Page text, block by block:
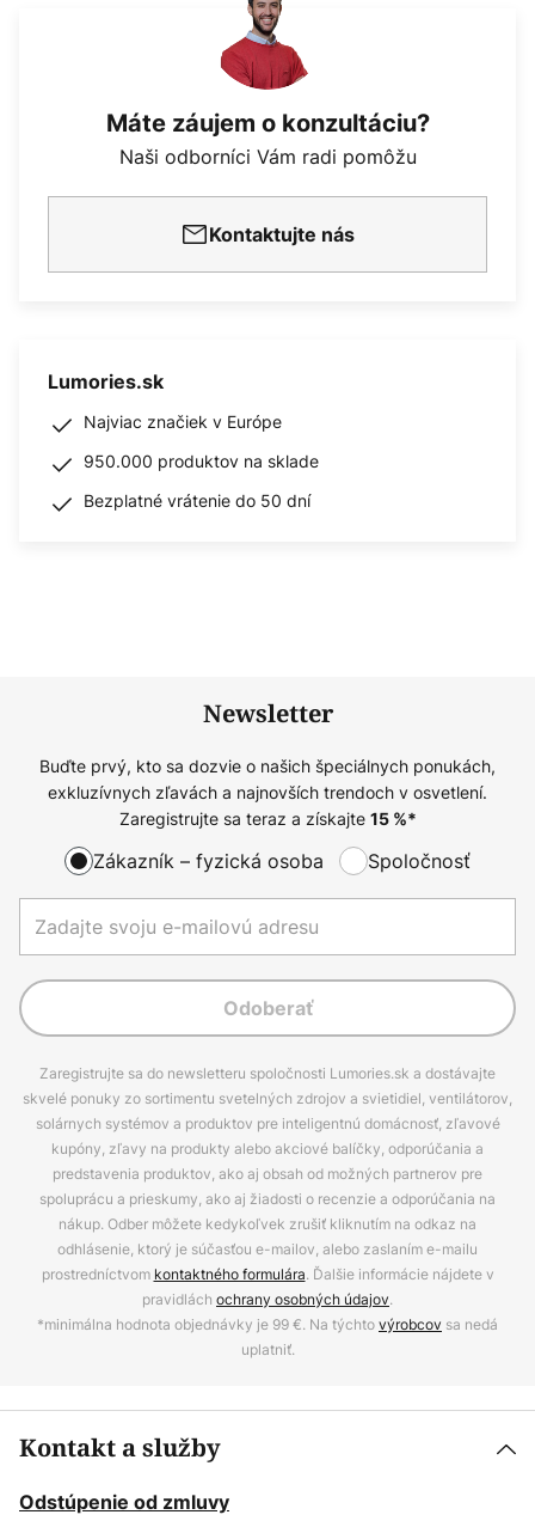
Máte záujem o konzultáciu?
Naši odborníci Vám radi pomôžu
Kontaktujte nás
Lumories.sk
Najviac značiek v Európe
950.000 produktov na sklade
Bezplatné vrátenie do 50 dní
Newsletter
Buďte prvý, kto sa dozvie o našich špeciálnych ponukách,
exkluzívnych zľavách a najnovších trendoch v osvetlení.
Zaregistrujte sa teraz a získajte 15%*
Zákazník – fyzická osoba Spoločnosť
Odoberať
Zaregistrujte sa do newsletteru spoločnosti Lumories.sk a dostávajte
skvelé ponuky zo sortimentu svetelných zdrojov a svietidiel, ventilátorov,
solárnych systémov a produktov pre inteligentnú domácnosť, zľavové
kupóny, zľavy na produkty alebo akciové balíčky, odporúčania a
predstavenia produktov, ako aj obsah od možných partnerov pre
spoluprácu a prieskumy, ako aj žiadosti o recenzie a odporúčania na
nákup. Odber môžete kedykoľvek zrušiť kliknutím na odkaz na
odhlásenie, ktorý je súčasťou e-mailov, alebo zaslaním e-mailu
prostredníctvom kontaktného formulára. Ďalšie informácie nájdete v
pravidlách ochrany osobných údajov.
*minimálna hodnota objednávky je 99 €. Na týchtovýrobcov sa nedá
uplatniť.
Kontakt a služby
Odstúpenie od zmluvy